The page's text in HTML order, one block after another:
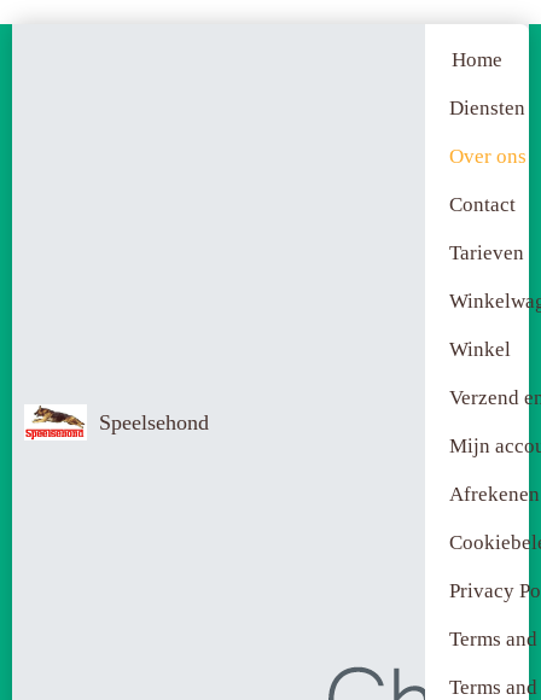
Speelsehond
Home
Diensten
Over ons
Contact
Tarieven
Winkel
Verzend
Mijn
Afrekenen
Privacy
Terms
Terms